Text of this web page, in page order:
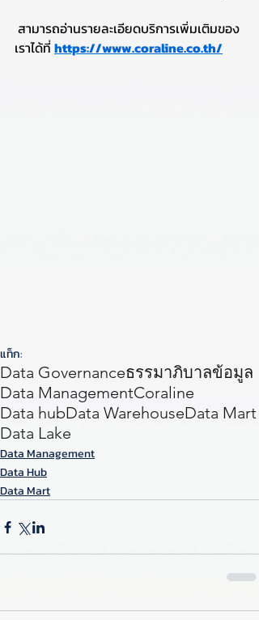
สามารถอ่านรายละเอียดบริการเพิ่มเติมของ
เราได้ที่ https://www.coraline.co.th/
แท็ก:
Data Governanceธรรมาภิบาลข้อมูล
Data ManagementCoraline
Data hubData WarehouseData Mart
Data Lake
Data Management
Data Hub
Data Mart